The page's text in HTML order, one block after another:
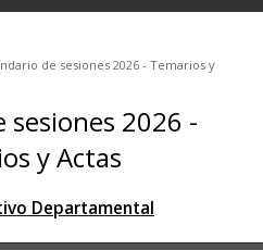
de sesiones 2026 - Temarios y
sesiones 2026 -
y Actas
Departamental